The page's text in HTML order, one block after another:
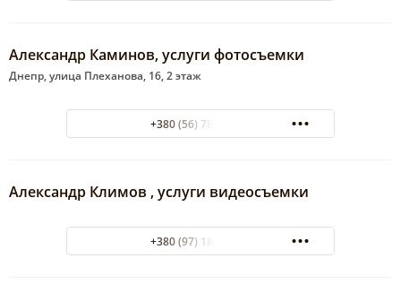
Александр Каминов, услуги фотосъемки
Днепр, улица Плеханова, 16, 2 этаж
+380 (56) 788-07-37
Александр Климов , услуги видеосъемки
+380 (97) 184-73-37